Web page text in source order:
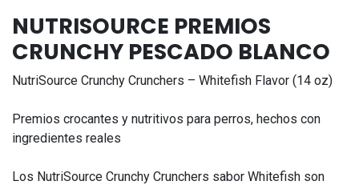
NUTRISOURCE PREMIOS
CRUNCHY PESCADO BLANCO
NutriSource Crunchy Crunchers – Whitefish Flavor (14 oz)
Premios crocantes y nutritivos para perros, hechos con
ingredientes reales
Los NutriSource Crunchy Crunchers sabor Whitefish son